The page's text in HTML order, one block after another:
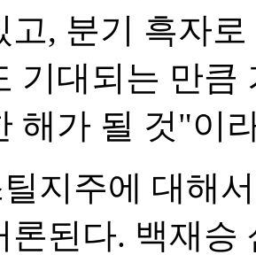
고, 분기 흑자
기대되는 만큼
해가 될 것"이
지주에 대해
론된다. 백재